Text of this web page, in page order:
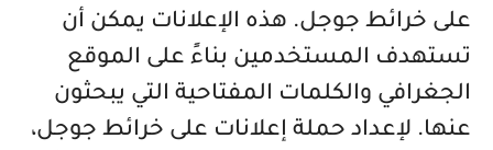
على خرائط جوجل. هذه الإعلانات يمكن أن
تستهدف المستخدمين بناءً على الموقع
الجغرافي والكلمات المفتاحية التي يبحثون
عنها. لإعداد حملة إعلانات على خرائط جوجل،